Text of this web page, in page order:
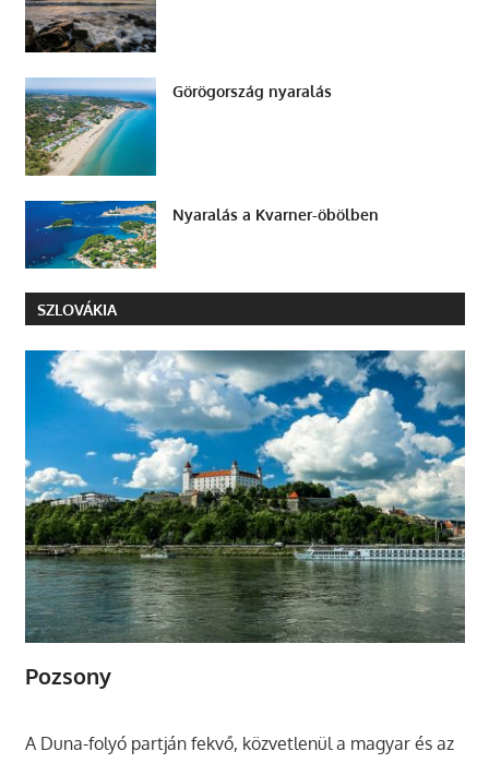
Görögország nyaralás
Nyaralás a Kvarner-öbölben
SZLOVÁKIA
Pozsony
A Duna-folyó partján fekvő, közvetlenül a magyar és az